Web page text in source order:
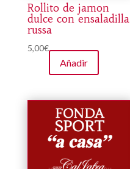
Rollito de jamon
dulce con ensaladilla
russa
5,00€
Añadir